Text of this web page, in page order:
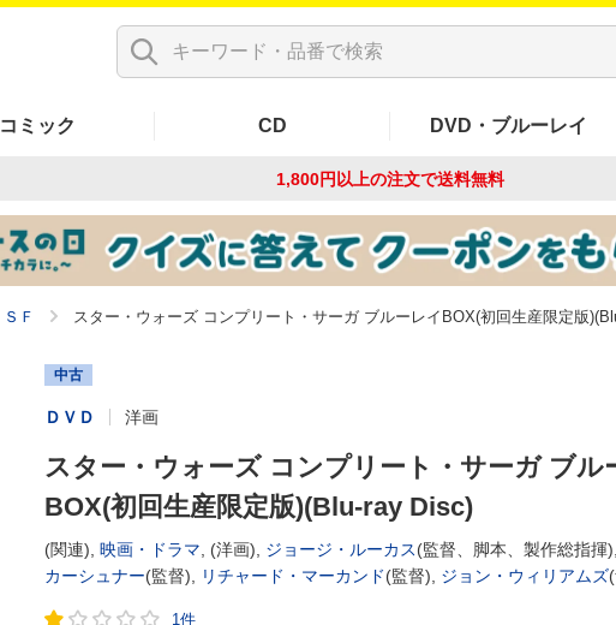
コミック CD DVD・ブルーレイ
1,800円以上の注文で送料無料
ＳＦ スター・ウォーズ コンプリート・サーガ ブルーレイBOX(初回生産限定版
中古
ＤＶＤ 洋画
スター・ウォーズ コンプリート・サーガ ブル
BOX(初回生産限定版)(Blu-ray Disc)
(関連), 映画・ドラマ (洋画), ジョージ・ルーカス(監督、脚本、製作総指揮),
カーシュナー(監督), リチャード・マーカンド(監督), ジョン・ウィリアムズ
1件